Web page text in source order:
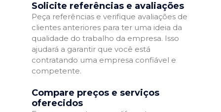
Solicite referências e avaliações
Peça referências e verifique avaliações de
clientes anteriores para ter uma ideia da
qualidade do trabalho da empresa. Isso
ajudará a garantir que você está
contratando uma empresa confiável e
competente.
Compare preços e serviços
oferecidos